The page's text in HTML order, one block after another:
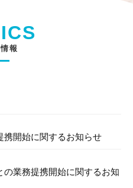
報
携開始に関するお知らせ
業務提携開始に関するお知